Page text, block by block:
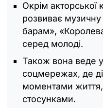
Окрім акторської
розвиває музичну
барам»,
серед молоді.
Також вона веде
соцмережах, де
моментами життя,
стосунками.